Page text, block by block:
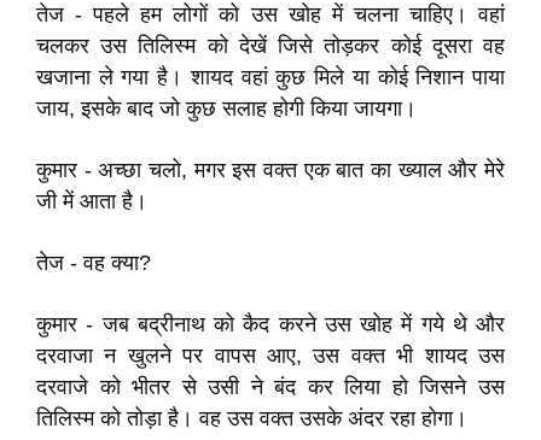
तेज - पहले हम लोगों को उस खोह में चलना चाहिए। वहां
चलकर उस तिलिस्म को देखें जिसे तोड़कर कोई दूसरा वह
खजाना ले गया है। शायद वहां कुछ मिले या कोई निशान पाया
जाय, इसके बाद जो कुछ सलाह होगी किया जायगा।
कुमार - अच्छा चलो, मगर इस वक्त एक बात का ख्याल और मेरे
जी में आता है।
तेज - वह क्या?
कुमार - जब बद्रीनाथ को कैद करने उस खोह में गये थे और
दरवाजा न खुलने पर वापस आए, उस वक्त भी शायद उस
दरवाजे को भीतर से उसी ने बंद कर लिया हो जिसने उस
तिलिस्म को तोड़ा है। वह उस वक्त उसके अंदर रहा होगा।